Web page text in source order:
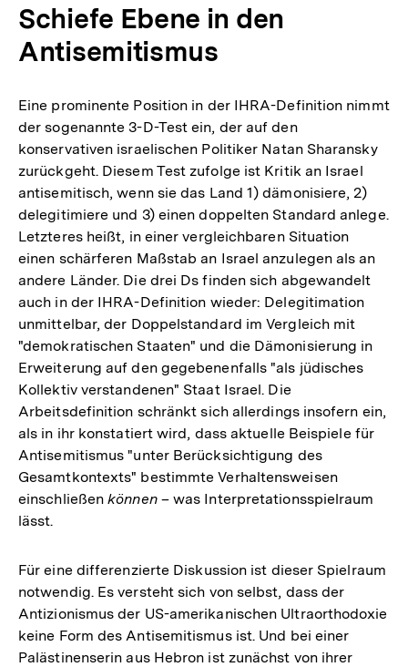
Schiefe Ebene in den
Antisemitismus
Eine prominente Position in der IHRA-Definition nimmt
der sogenannte 3-D-Test ein, der auf den
konservativen israelischen Politiker Natan Sharansky
zurückgeht. Diesem Test zufolge ist Kritik an Israel
antisemitisch, wenn sie das Land 1) dämonisiere, 2)
delegitimiere und 3) einen doppelten Standard anlege.
Letzteres heißt, in einer vergleichbaren Situation
einen schärferen Maßstab an Israel anzulegen als an
andere Länder. Die drei Ds finden sich abgewandelt
auch in der IHRA-Definition wieder: Delegitimation
unmittelbar, der Doppelstandard im Vergleich mit
"demokratischen Staaten" und die Dämonisierung in
Erweiterung auf den gegebenenfalls "als jüdisches
Kollektiv verstandenen" Staat Israel. Die
Arbeitsdefinition schränkt sich allerdings insofern ein,
als in ihr konstatiert wird, dass aktuelle Beispiele für
Antisemitismus "unter Berücksichtigung des
Gesamtkontexts" bestimmte Verhaltensweisen
einschließenkönnen– was Interpretationsspielraum
lässt.
Für eine differenzierte Diskussion ist dieser Spielraum
notwendig. Es versteht sich von selbst, dass der
Antizionismus der US-amerikanischen Ultraorthodoxie
keine Form des Antisemitismus ist. Und bei einer
Palästinenserin aus Hebron ist zunächst von ihrer